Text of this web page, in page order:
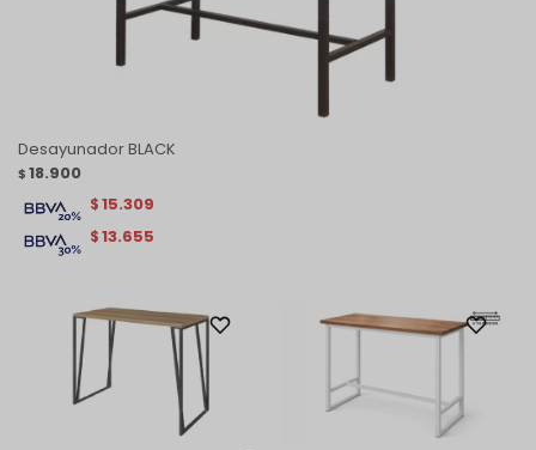
Desayunador BLACK
$ 18.900
$13.655
$15.309